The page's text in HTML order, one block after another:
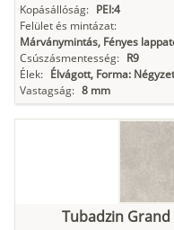
Kopásállóság: PEI:4
Felület és mintázat:
Márványmintás, Fényes
Csúszásmentesség: R9
Élek: Élvágott, Forma: Négyzet
Vastagság: 8 mm
Tubadzin Grand